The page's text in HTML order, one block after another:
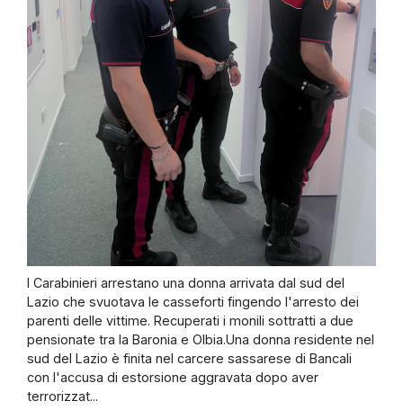
I Carabinieri arrestano una donna arrivata dal sud del
Lazio che svuotava le casseforti fingendo l'arresto dei
parenti delle vittime. Recuperati i monili sottratti a due
pensionate tra la Baronia e Olbia.Una donna residente nel
sud del Lazio è finita nel carcere sassarese di Bancali
con l'accusa di estorsione aggravata dopo aver
terrorizzat...